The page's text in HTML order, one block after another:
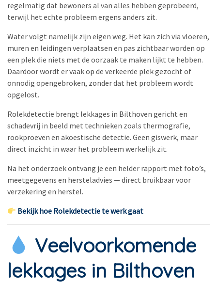
regelmatig dat bewoners al van alles hebben geprobeerd,
terwijl het echte probleem ergens anders zit.
Water volgt namelijk zijn eigen weg. Het kan zich via vloeren,
muren en leidingen verplaatsen en pas zichtbaar worden op
een plek die niets met de oorzaak te maken lijkt te hebben.
Daardoor wordt er vaak op de verkeerde plek gezocht of
onnodig opengebroken, zonder dat het probleem wordt
opgelost.
Rolekdetectie brengt lekkages in Bilthoven gericht en
schadevrij in beeld met technieken zoals thermografie,
rookproeven en akoestische detectie. Geen giswerk, maar
direct inzicht in waar het probleem werkelijk zit.
Na het onderzoek ontvang je een helder rapport met foto’s,
meetgegevens en hersteladvies — direct bruikbaar voor
verzekering en herstel.
Bekijk hoe Rolekdetectie te werk gaat
Veelvoorkomende
lekkages in Bilthoven